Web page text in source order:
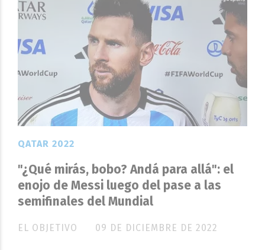
"¿Qué mirás, bobo? Andá para allá": el
enojo de Messi luego del pase a las
semifinales del Mundial
EL OBJETIVO
QATAR 2022
09 DE DICIEMBRE DE 2022